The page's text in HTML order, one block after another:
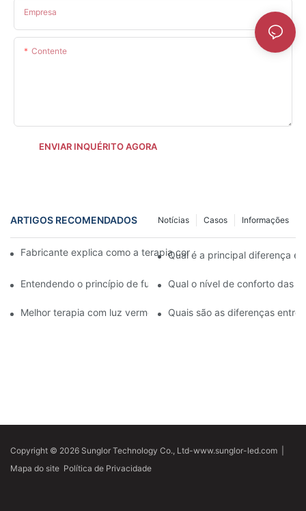
Empresa
Contente
ENVIAR INQUÉRITO AGORA
ARTIGOS RECOMENDADOS Informações
Casos
Notícias
Fabricante explica como a terapia com luz vermelha melhora a
Qual é a principal diferença
Entendendo o princípio de funcionamento da luz facial LED
Qual o nível de conforto das
Melhor terapia com luz vermelha para o rosto versus peelings
Quais são as diferenças entre
Copyright © 2026 Sunglor Technology Co., Ltd-www.sunglor-led.com
Mapa do site Política de Privacidade